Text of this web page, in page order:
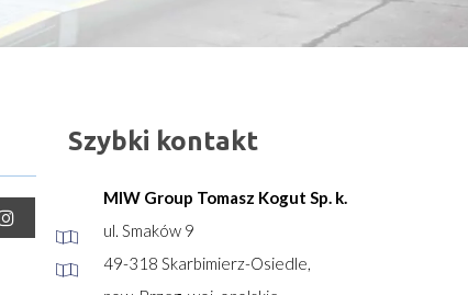
Szybki kontakt
MIW Group Tomasz Kogut Sp. k.
ul. Smaków 9
49-318 Skarbimierz-Osiedle,